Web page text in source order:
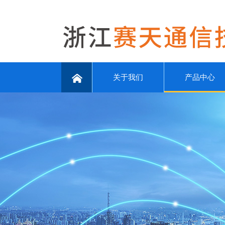
关于我们 产品中心